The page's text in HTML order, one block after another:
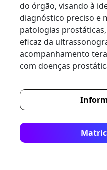
do órgão, visando à
diagnóstico preciso e
patologias
eficaz da
acompanhamento
com doenças